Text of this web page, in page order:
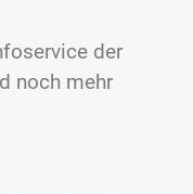
der
noch mehr